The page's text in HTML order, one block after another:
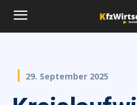
29. September 2025